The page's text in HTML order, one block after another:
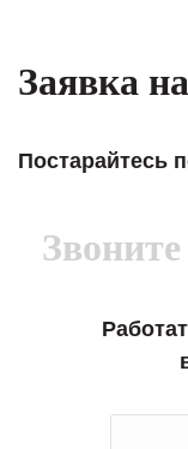
Заявка
Постарайтесь
Звоните